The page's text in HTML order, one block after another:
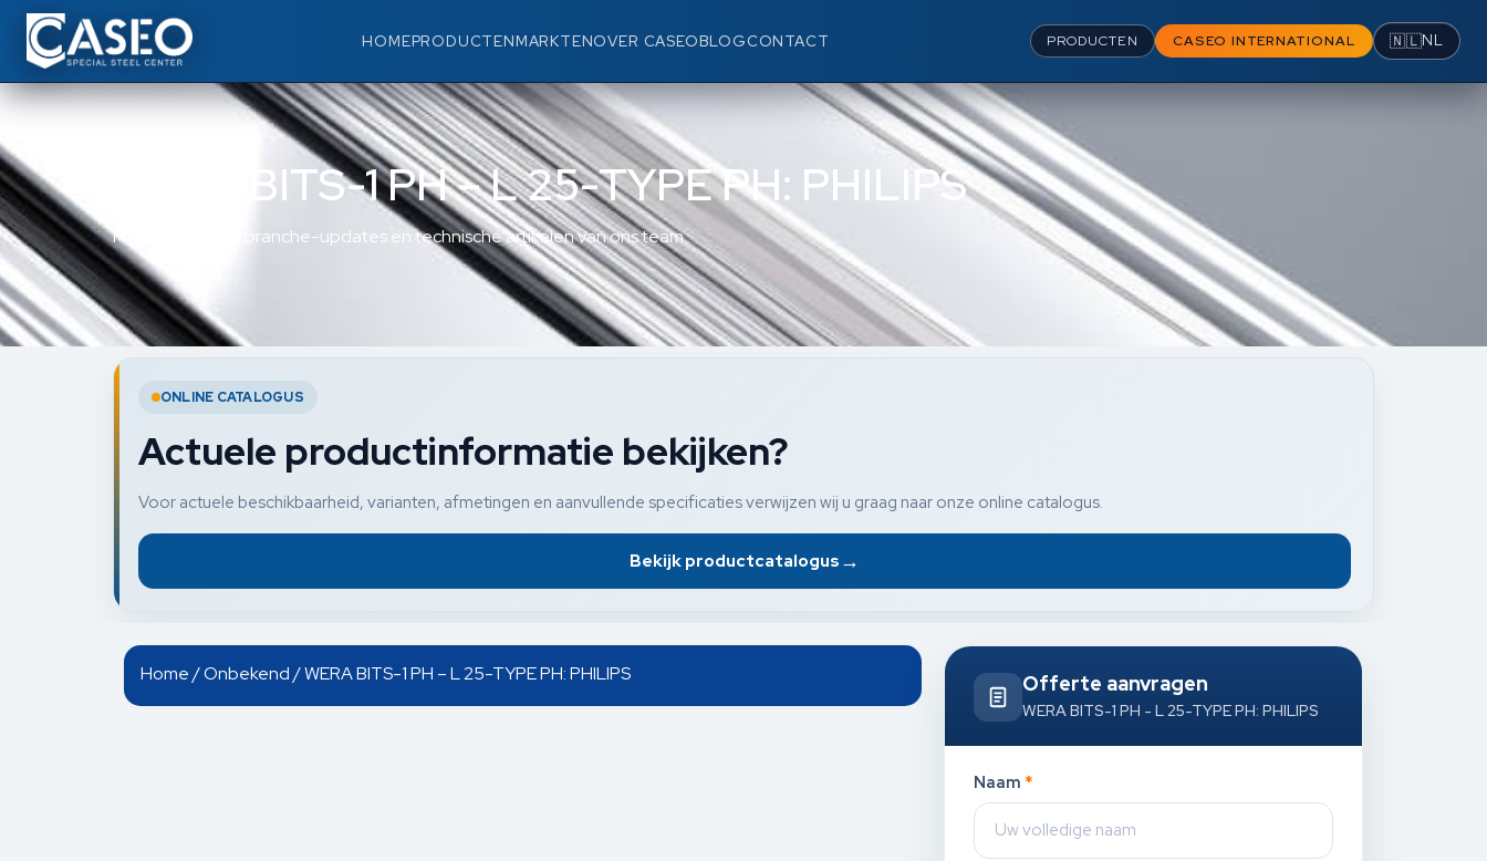
HOMEPRODUCTENMARKTENOVER CASEOBLOGCONTACT PRODUCTEN CASEO INTERNATIONAL 🇳🇱NL
WERA BITS-1 PH – L 25-TYPE PH: PHILIPS
Materiaalkennis, branche-updates en technische artikelen van ons team.
ONLINE CATALOGUS
Actuele productinformatie bekijken?
Voor actuele beschikbaarheid, varianten, afmetingen en aanvullende specificaties verwijzen wij u graag naar onze online catalogus.
Bekijk productcatalogus →
Home/Onbekend/ WERA BITS-1 PH – L 25-TYPE PH: PHILIPS Offerte aanvragen
WERA BITS-1 PH - L 25-TYPE PH: PHILIPS
Naam *